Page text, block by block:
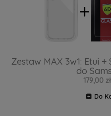
Zestaw MAX 3w1: Etui
do
179,00 zł
Do